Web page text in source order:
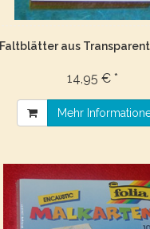
Faltblätter aus
14,95 € *
Mehr